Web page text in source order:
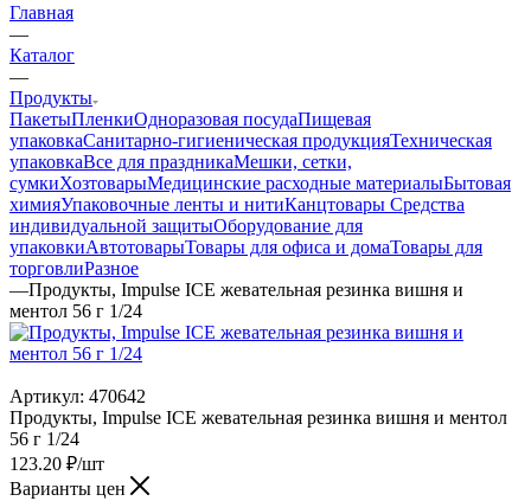
Главная
—
Каталог
—
Продукты
ПакетыПленкиОдноразовая посудаПищевая
упаковкаСанитарно-гигиеническая продукцияТехническая
упаковкаВсе для праздникаМешки, сетки,
сумкиХозтоварыМедицинские расходные материалыБытовая
химияУпаковочные ленты и нитиКанцтовары Средства
индивидуальной защитыОборудование для
упаковкиАвтотоварыТовары для офиса и домаТовары для
торговлиРазное
—Продукты, Impulse ICE жевательная резинка вишня и
ментол 56 г 1/24
Артикул: 470642
Продукты, Impulse ICE жевательная резинка вишня и ментол
56 г 1/24
123.20 ₽/шт
Варианты цен